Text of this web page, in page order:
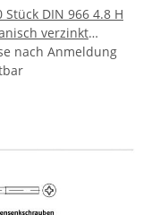
Stück DIN 966 4.8 H
verzinkt
mit
Kreuzschlitz H
nach Anmeldung